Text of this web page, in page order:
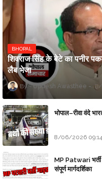
BHOPAL
शिवराज सिंह के बेटे का पनीर
लैब भेजा
Updesh Awasthee 8/
भोपाल–रीवा वंदे
8/06/2026
MP Patwari
संपूर्ण मार्गदर्शिका